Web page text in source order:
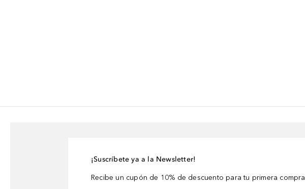
¡Suscríbete ya a la Newsletter!
Recibe un cupón de 10% de descuento para tu primera compra